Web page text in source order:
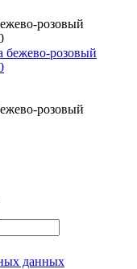
розовый
розовый
данных